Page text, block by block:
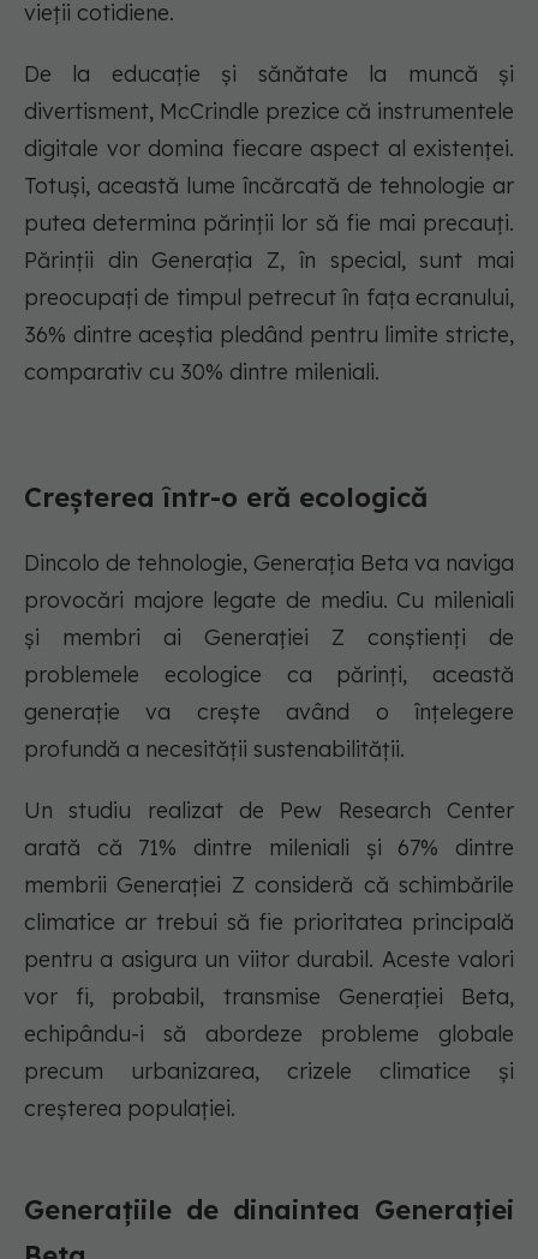
vieții cotidiene.
De la educație și sănătate la muncă și
divertisment, McCrindle prezice că instrumentele
digitale vor domina fiecare aspect al existenței.
Totuși, această lume încărcată de tehnologie ar
putea determina părinții lor să fie mai precauți.
Părinții din Generația Z, în special, sunt mai
preocupați de timpul petrecut în fața ecranului,
36% dintre aceștia pledând pentru limite stricte,
comparativ cu 30% dintre mileniali.
Creșterea într-o eră ecologică
Dincolo de tehnologie, Generația Beta va naviga
provocări majore legate de mediu. Cu mileniali
și membri ai Generației Z conștienți de
problemele ecologice ca părinți, această
generație va crește având o înțelegere
profundă a necesității sustenabilității.
Un studiu realizat de Pew Research Center
arată că 71% dintre mileniali și 67% dintre
membrii Generației Z consideră că schimbările
climatice ar trebui să fie prioritatea principală
pentru a asigura un viitor durabil. Aceste valori
vor fi, probabil, transmise Generației Beta,
echipându-i să abordeze probleme globale
precum urbanizarea, crizele climatice și
creșterea populației.
Generațiile de dinaintea Generației